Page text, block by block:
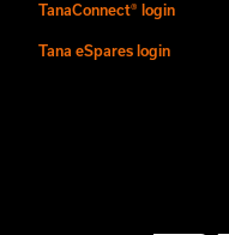
TanaConnect® login
Tana eSpares login